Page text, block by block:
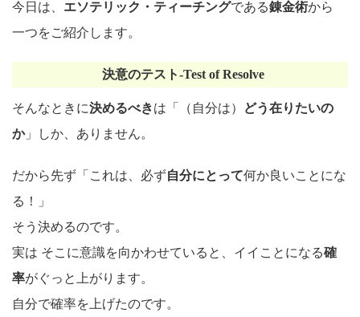
今日は、 エソテリック・ティーチングである錬金術から
一つをご紹介します。
決意のテスト-Test of Resolve
そんなときに決めるべきは「（自分は）
どう在りたいの
か」しか、ありません。
だから先ず「これは、必ず自分にとって何か良いことにな
る！」
そう決めるのです。
実は そこに意識を向かわせていると、イイことになる確
率がぐっと上がります。
自分で確率を上げたのです。